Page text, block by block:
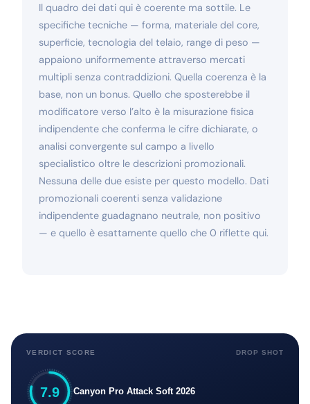
Il quadro dei dati qui è coerente ma sottile. Le
specifiche tecniche — forma, materiale del core,
superficie, tecnologia del telaio, range di peso —
appaiono uniformemente attraverso mercati
multipli senza contraddizioni. Quella coerenza è la
base, non un bonus. Quello che sposterebbe il
modificatore verso l’alto è la misurazione fisica
indipendente che conferma le cifre dichiarate, o
analisi convergente sul campo a livello
specialistico oltre le descrizioni promozionali.
Nessuna delle due esiste per questo modello. Dati
promozionali coerenti senza validazione
indipendente guadagnano neutrale, non positivo
— e quello è esattamente quello che 0 riflette qui.
VERDICT SCORE DROP SHOT
7.9 Canyon Pro Attack Soft 2026